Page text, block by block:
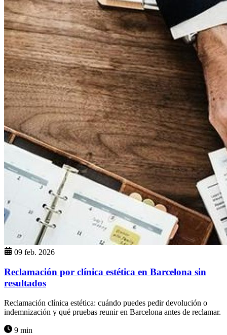
09 feb. 2026
Reclamación por clínica estética en Barcelona sin
resultados
Reclamación clínica estética: cuándo puedes pedir devolución o
indemnización y qué pruebas reunir en Barcelona antes de reclamar.
9 min